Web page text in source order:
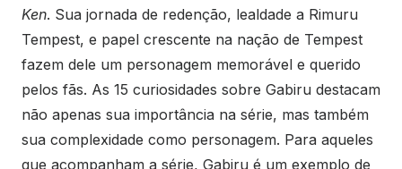
Ken. Sua jornada de redenção, lealdade a Rimuru
Tempest, e papel crescente na nação de Tempest
fazem dele um personagem memorável e querido
pelos fãs. As 15 curiosidades sobre Gabiru destacam
não apenas sua importância na série, mas também
sua complexidade como personagem. Para aqueles
que acompanham a série, Gabiru é um exemplo de